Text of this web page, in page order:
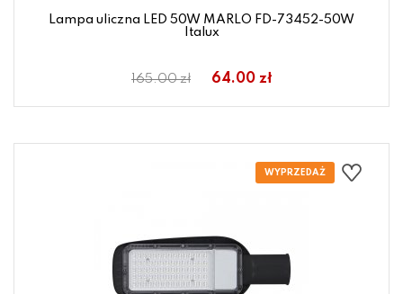
Lampa uliczna LED 50W MARLO FD-73452-50W
Italux
165.00 zł 64.00 zł